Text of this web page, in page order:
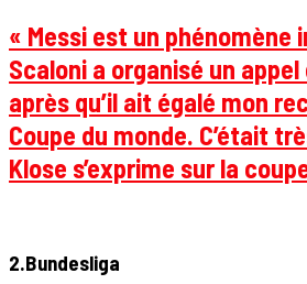
« Messi est un phénomène
Scaloni a organisé un
après qu’il ait égalé mon
Coupe du monde. C’était
Klose s’exprime sur la
2.Bundesliga